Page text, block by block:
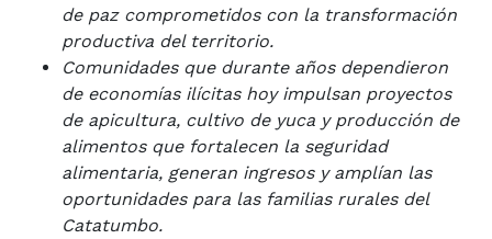
de paz comprometidos con la transformación
productiva del territorio.
Comunidades que durante años dependieron
de economías ilícitas hoy impulsan proyectos
de apicultura, cultivo de yuca y producción de
alimentos que fortalecen la seguridad
alimentaria, generan ingresos y amplían las
oportunidades para las familias rurales del
Catatumbo.